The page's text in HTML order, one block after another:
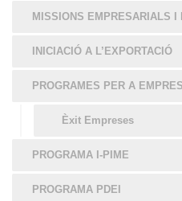
MISSIONS EMPRESARIALS I
INICIACIÓ A L’EXPORTACIÓ
PROGRAMES PER A
Èxit Empreses
PROGRAMA I-PIME
PROGRAMA PDEI